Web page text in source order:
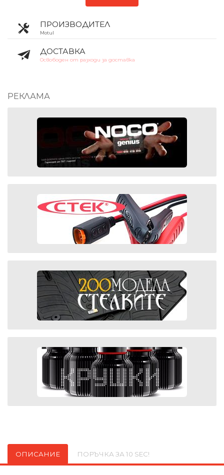
ПРОИЗВОДИТЕЛ
Motul
ДОСТАВКА
Освободен от разходи за доставка
РЕКЛАМА
ОПИСАНИЕ ПОРЪЧКА ЗА 10 SEC!